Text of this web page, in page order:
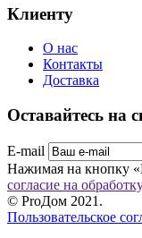
Клиенту
О нас
Контакты
Доставка
Оставайтесь на
E-mail
Нажимая на кнопку
согласие на
© ProДом 2021.
Пользовательское